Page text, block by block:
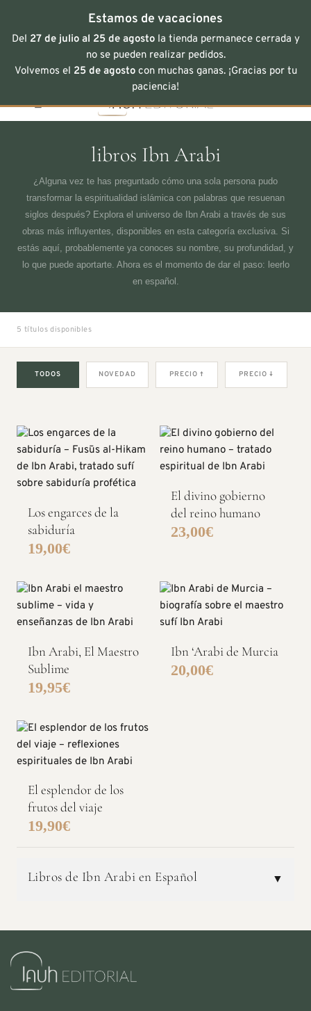
Estamos de vacaciones
Del 27 de julio al 25 de agostola tienda permanece cerrada y
no se pueden realizar pedidos.
Volvemos el 25 de agostocon muchas ganas. ¡Gracias por tu
paciencia!
libros Ibn Arabi
¿Alguna vez te has preguntado cómo una sola persona pudo
transformar la espiritualidad islámica con palabras que resuenan
siglos después? Explora el universo de Ibn Arabi a través de sus
obras más influyentes, disponibles en esta categoría exclusiva. Si
estás aquí, probablemente ya conoces su nombre, su profundidad, y
lo que puede aportarte. Ahora es el momento de dar el paso: leerlo
en español.
5 títulos disponibles
TODOS NOVEDAD PRECIO ↑ PRECIO ↓
Los engarces de la
sabiduría
19,00€
El divino gobierno
del reino humano
23,00€
Ibn Arabi, El Maestro
Sublime
19,95€
Ibn ‘Arabi de Murcia
20,00€
El esplendor de los
frutos del viaje
19,90€
Libros de Ibn Arabi en Español ▼